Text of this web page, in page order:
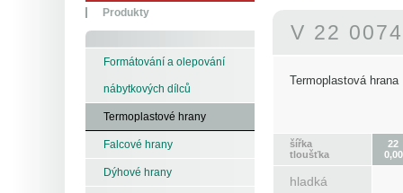
Produkty
Formátování a olepování
nábytkových dílců
Termoplastové hrany
Falcové hrany
Dýhové hrany
V 22
Termoplastová hrana
šířka
tloušťka
22
0,00
hladká